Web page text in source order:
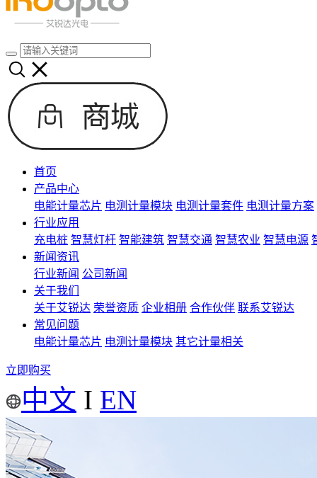
首页
产品中心
电能计量芯片 电测计量模块 电测计量套件 电测计量方案
行业应用
充电桩 智慧灯杆 智能建筑 智慧交通 智慧农业 智慧电源
新闻资讯
行业新闻 公司新闻
关于我们
关于艾锐达 荣誉资质 企业相册 合作伙伴 联系艾锐达
常见问题
电能计量芯片 电测计量模块 其它计量相关
立即购买
中文 I EN